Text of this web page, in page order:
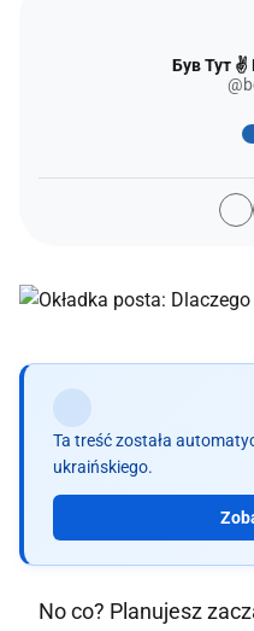
Був Тут ✌️
Ta treść została
ukraińskiego.
No co? Planujesz